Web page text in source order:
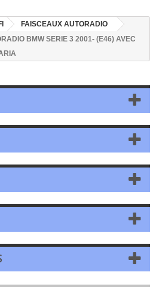
FAISCEAUX AUTORADIO
BMW SERIE 3 2001- (E46) AVEC